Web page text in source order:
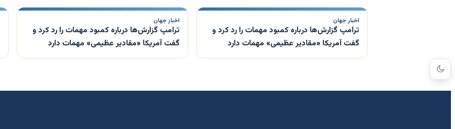
اخبار جهان
ترامپ گزارش‌ها درباره کمبود مهمات را رد کرد و
گفت آمریکا «مقادیر عظیمی» مهمات دارد
اخبار جهان
ترامپ گزارش‌ها درباره کمبود مهمات را رد کرد و
گفت آمریکا «مقادیر عظیمی» مهمات دارد